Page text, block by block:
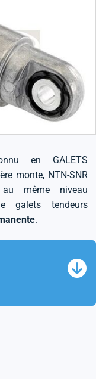
en GALETS
monte, NTN-SNR
même niveau
galets tendeurs
.